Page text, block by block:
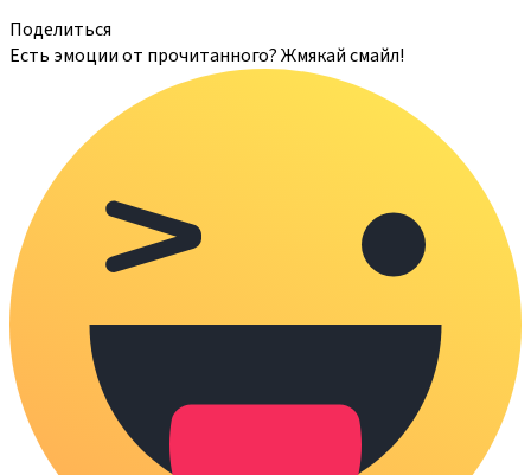
Поделиться
Есть эмоции от прочитанного? Жмякай смайл!